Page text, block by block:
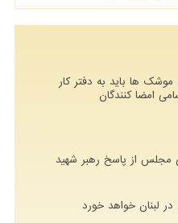
برد موشک ها باید به دفتر کار
امضا کنندگان
از پاسخ رهبر شهید
لبنان خواهد خورد